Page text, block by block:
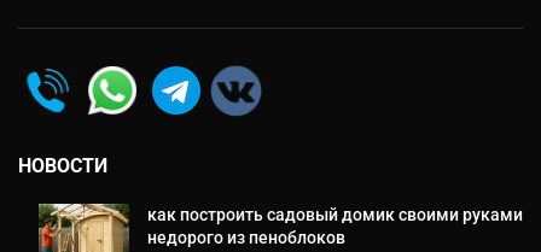
НОВОСТИ
как построить садовый домик своими руками
недорого из пеноблоков